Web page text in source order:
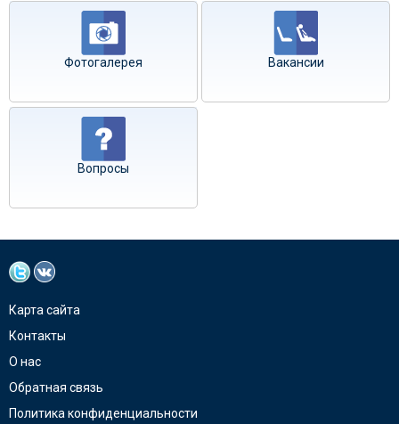
Фотогалерея Вакансии
Вопросы
Карта сайта
Контакты
О нас
Обратная связь
Политика конфиденциальности